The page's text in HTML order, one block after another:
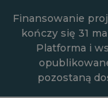
głównej
Finansowanie
kończy się 31
Platforma i
pozostaną